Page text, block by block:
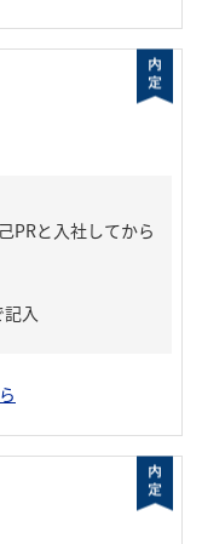
PRと入社してから
入